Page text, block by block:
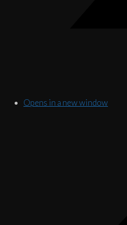
Opens in a new window